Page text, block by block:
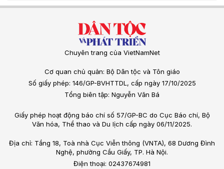
Chuyên trang của VietNamNet
Cơ quan chủ quản: Bộ Dân tộc và Tôn giáo
Số giấy phép: 146/GP-BVHTTDL, cấp ngày 17/10/2025
Tổng biên tập: Nguyễn Văn Bá
Giấy phép hoạt động báo chí số 57/GP-BC do Cục Báo chí, Bộ
Văn hóa, Thể thao và Du lịch cấp ngày 06/11/2025.
Địa chỉ: Tầng 18, Toà nhà Cục Viễn thông (VNTA), 68 Dương Đình
Nghệ, phường Cầu Giấy, TP. Hà Nội.
Điện thoại: 02437674981